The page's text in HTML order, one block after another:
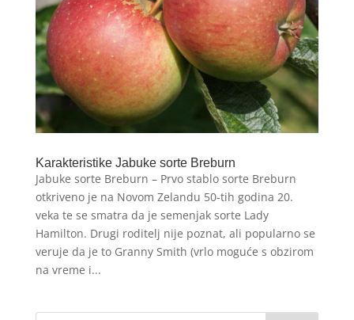
Karakteristike Jabuke sorte Breburn
Jabuke sorte Breburn – Prvo stablo sorte Breburn
otkriveno je na Novom Zelandu 50-tih godina 20.
veka te se smatra da je semenjak sorte Lady
Hamilton. Drugi roditelj nije poznat, ali popularno se
veruje da je to Granny Smith (vrlo moguće s obzirom
na vreme i...